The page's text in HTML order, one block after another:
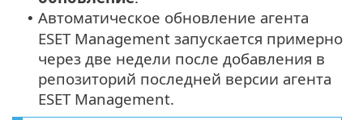
• Автоматическое обновление агента
ESET Management запускается примерно
через две недели после добавления в
репозиторий последней версии агента
ESET Management.